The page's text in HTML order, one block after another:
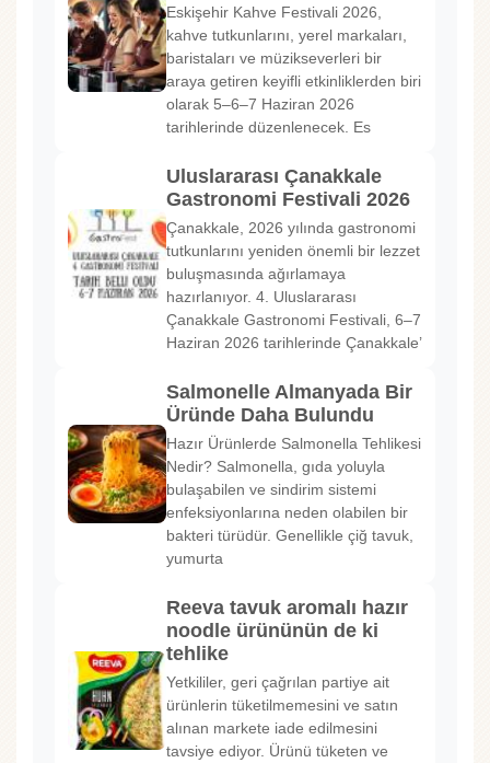
Eskişehir Kahve Festivali 2026,
kahve tutkunlarını, yerel markaları,
baristaları ve müzikseverleri bir
araya getiren keyifli etkinliklerden biri
olarak 5–6–7 Haziran 2026
tarihlerinde düzenlenecek. Es
Uluslararası Çanakkale
Gastronomi Festivali 2026
Çanakkale, 2026 yılında gastronomi
tutkunlarını yeniden önemli bir lezzet
buluşmasında ağırlamaya
hazırlanıyor. 4. Uluslararası
Çanakkale Gastronomi Festivali, 6–7
Haziran 2026 tarihlerinde Çanakkale’
Salmonelle Almanyada Bir
Üründe Daha Bulundu
Hazır Ürünlerde Salmonella Tehlikesi
Nedir? Salmonella, gıda yoluyla
bulaşabilen ve sindirim sistemi
enfeksiyonlarına neden olabilen bir
bakteri türüdür. Genellikle çiğ tavuk,
yumurta
Reeva tavuk aromalı hazır
noodle ürününün de ki
tehlike
Yetkililer, geri çağrılan partiye ait
ürünlerin tüketilmemesini ve satın
alınan markete iade edilmesini
tavsiye ediyor. Ürünü tüketen ve